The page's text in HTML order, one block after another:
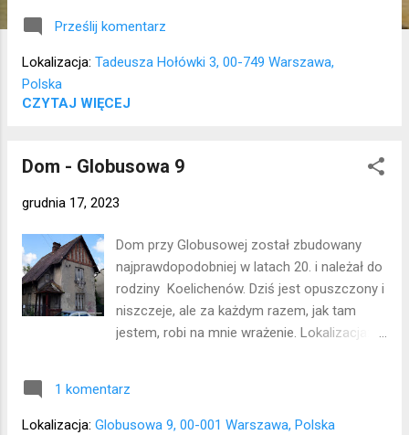
Prześlij komentarz
Lokalizacja: Tadeusza Hołówki 3, 00-749 Warszawa,
Polska
CZYTAJ WIĘCEJ
Dom - Globusowa 9
grudnia 17, 2023
Dom przy Globusowej został zbudowany
najprawdopodobniej w latach 20. i należał do
rodziny Koelichenów. Dziś jest opuszczony i
niszczeje, ale za każdym razem, jak tam
jestem, robi na mnie wrażenie. Lokalizacja:
1 komentarz
Lokalizacja: Globusowa 9, 00-001 Warszawa, Polska